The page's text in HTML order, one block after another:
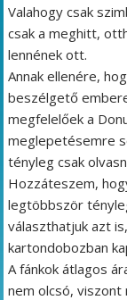
Valahogy csak
csak a meghitt,
lennének ott.
Annak ellenére,
beszélgető
megfelelőek a
meglepetésemre
tényleg csak
Hozzáteszem,
legtöbbször
választhatjuk azt
kartondobozban
A fánkok átlagos
nem olcsó, viszont